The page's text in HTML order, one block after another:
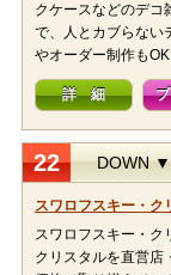
クケースなどのデ
で、人とカブらな
やオーダー制作も
詳 細
22 DOWN ▼
スワロフスキー・
スワロフスキー・ク
クリスタルを直営店